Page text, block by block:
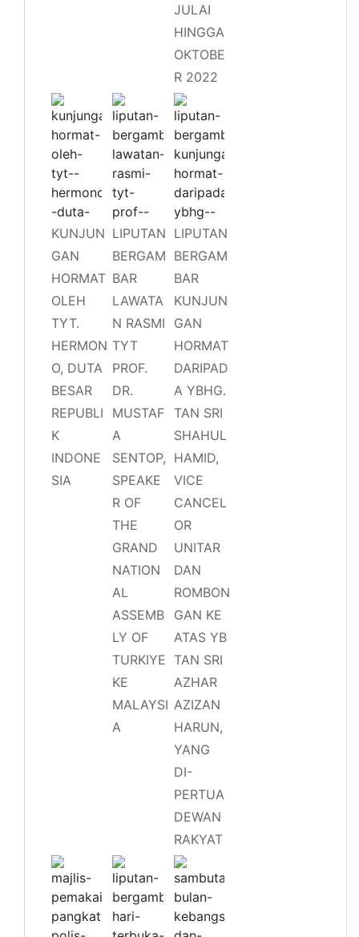
JULAI
HINGGA
OKTOBE
R 2022
KUNJUN
GAN
HORMAT
OLEH
TYT.
HERMON
O, DUTA
BESAR
REPUBLI
K
INDONE
SIA
LIPUTAN
BERGAM
BAR
LAWATA
N RASMI
TYT
PROF.
DR.
MUSTAF
A
SENTOP,
SPEAKE
R OF
THE
GRAND
NATION
AL
ASSEMB
LY OF
TURKIYE
KE
MALAYSI
A
LIPUTAN
BERGAM
BAR
KUNJUN
GAN
HORMAT
DARIPAD
A YBHG.
TAN SRI
SHAHUL
HAMID,
VICE
CANCEL
OR
UNITAR
DAN
ROMBON
GAN KE
ATAS YB
TAN SRI
AZHAR
AZIZAN
HARUN,
YANG
DI-
PERTUA
DEWAN
RAKYAT